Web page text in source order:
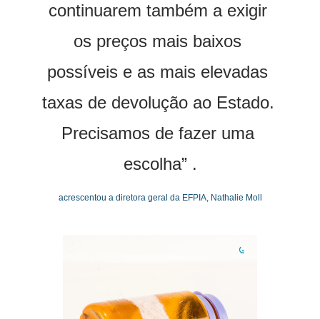
continuarem também a exigir
os preços mais baixos
possíveis e as mais elevadas
taxas de devolução ao Estado.
Precisamos de fazer uma
escolha” .
acrescentou a diretora geral da EFPIA, Nathalie Moll